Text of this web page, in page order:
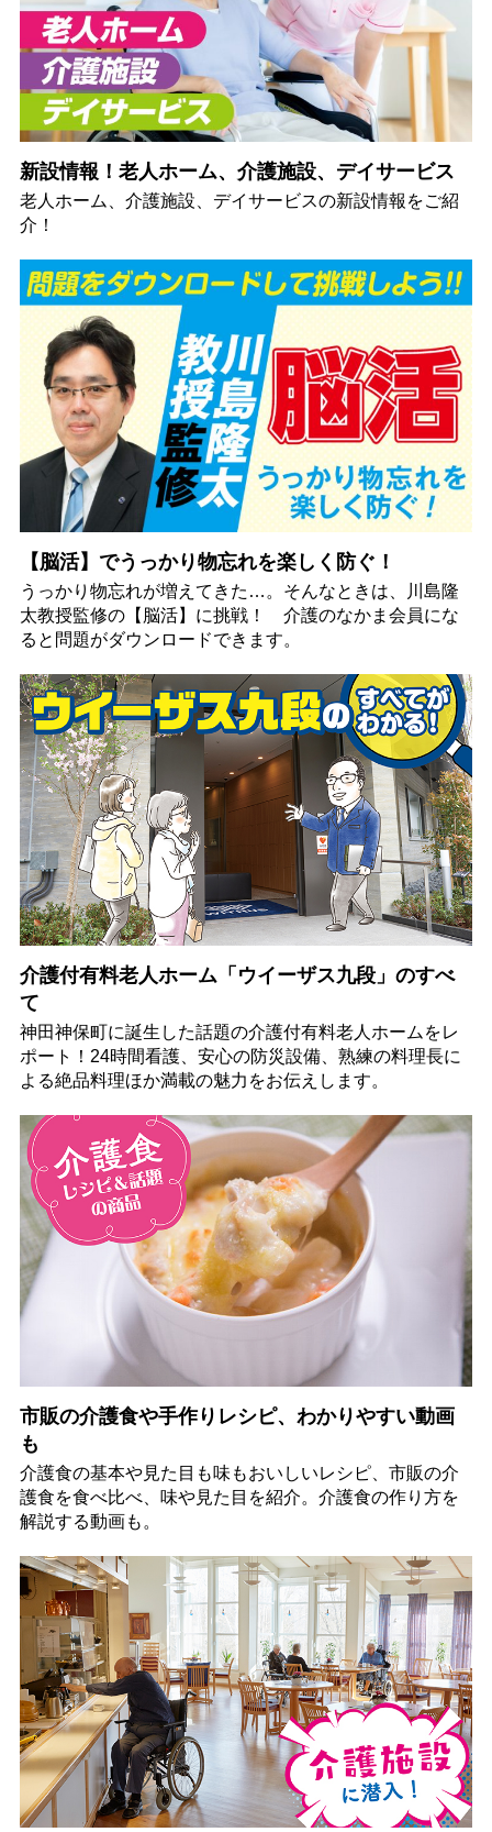
新設情報！老人ホーム、介護施設、デイサービス
老人ホーム、介護施設、デイサービスの新設情報をご紹
介！
【脳活】でうっかり物忘れを楽しく防ぐ！
うっかり物忘れが増えてきた…。そんなときは、川島隆
太教授監修の【脳活】に挑戦！ 介護のなかま会員にな
ると問題がダウンロードできます。
介護付有料老人ホーム「ウイーザス九段」のすべ
て
神田神保町に誕生した話題の介護付有料老人ホームをレ
ポート！24時間看護、安心の防災設備、熟練の料理長に
よる絶品料理ほか満載の魅力をお伝えします。
市販の介護食や手作りレシピ、わかりやすい動画
も
介護食の基本や見た目も味もおいしいレシピ、市販の介
護食を食べ比べ、味や見た目を紹介。介護食の作り方を
解説する動画も。